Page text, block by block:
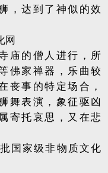
，达到了神似的效
庙的僧人进行，所
佛家禅器，乐曲较
丧事的特定场合，
舞表演，象征驱凶
寄托哀思，又在悲
国家级非物质文化